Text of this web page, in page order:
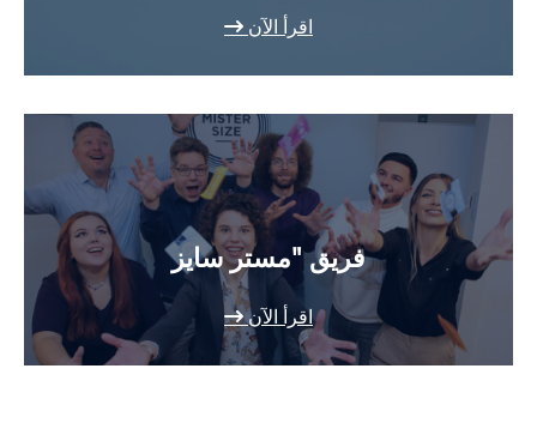
اقرأ الآن
فريق "مستر سايز
اقرأ الآن